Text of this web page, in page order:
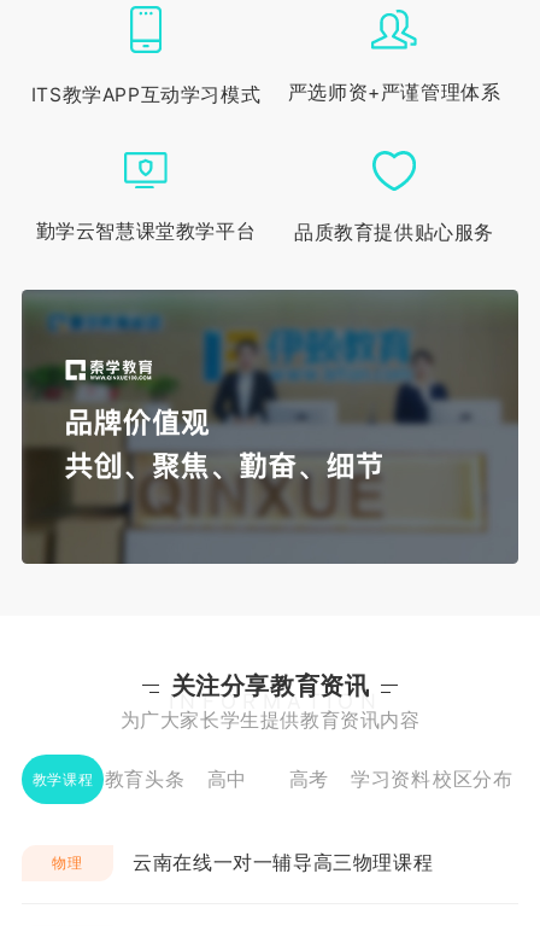
ITS教学APP互动学习模式 严选师资+严谨管理体系
勤学云智慧课堂教学平台 品质教育提供贴心服务
关注分享教育资讯
INFORMATION
为广大家长学生提供教育资讯内容
教学课程 教育头条 高中 高考 学习资料校区分布
物理 云南在线一对一辅导高三物理课程